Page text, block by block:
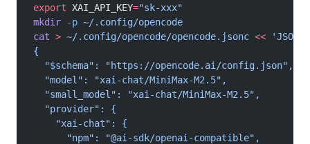
export XAI_API_KEY="sk-xxx"
mkdir -p ~/.config/opencode
cat > ~/.config/opencode/opencode.jsonc << 'JSON'
{
  "$schema": "https://opencode.ai/config.json",
  "model": "xai-chat/MiniMax-M2.5",
  "small_model": "xai-chat/MiniMax-M2.5",
  "provider": {
    "xai-chat": {
      "npm": "@ai-sdk/openai-compatible",